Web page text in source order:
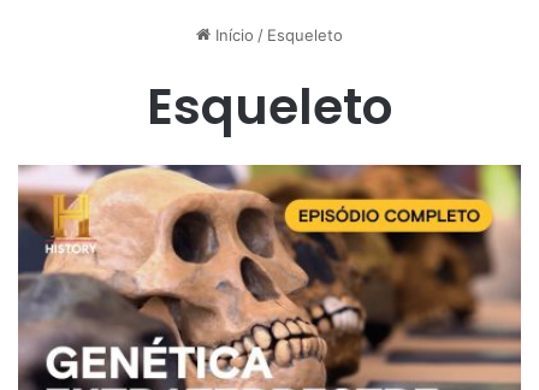
Início / Esqueleto
Esqueleto